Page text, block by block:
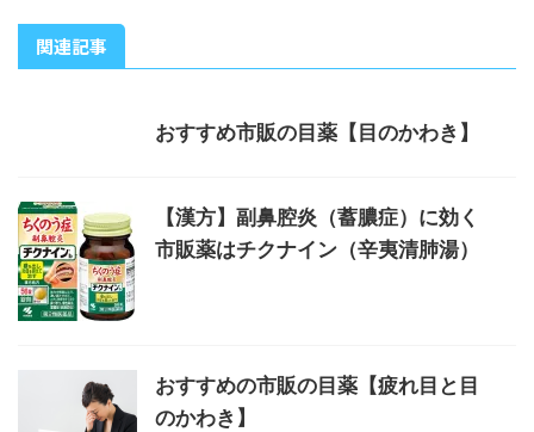
関連記事
おすすめ市販の目薬【目のかわき】
【漢方】副鼻腔炎（蓄膿症）に効く
市販薬はチクナイン（辛夷清肺湯）
おすすめの市販の目薬【疲れ目と目
のかわき】